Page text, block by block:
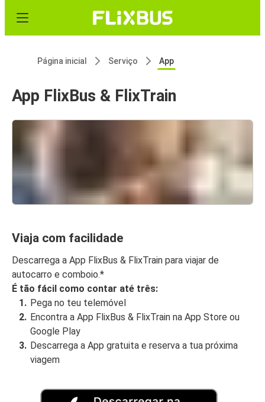
Página inicial Serviço App
App FlixBus & FlixTrain
Viaja com facilidade
Descarrega a App FlixBus & FlixTrain para viajar de
autocarro e comboio.*
É tão fácil como contar até três:
Pega no teu telemóvel
Encontra a App FlixBus & FlixTrain na App Store ou
Google Play
Descarrega a App gratuita e reserva a tua próxima
viagem